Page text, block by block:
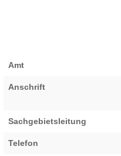
Amt
Anschrift
Sachgebietsleitung
Telefon